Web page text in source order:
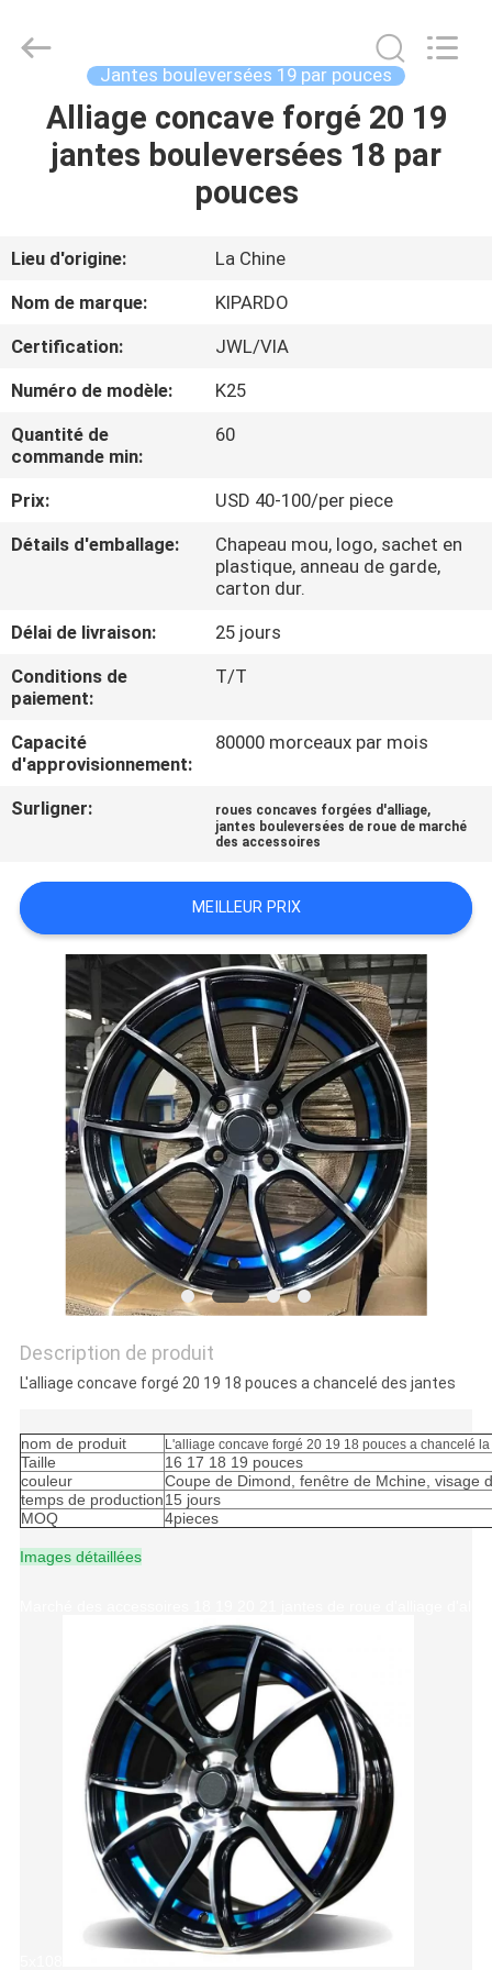
MAISON
AU
SUJET
DE
VISITE
CONTRÔLE
QUALITÉ
CONTACTEZ-
NOUS
DEMANDEZ
CITATION
PLAN
PRIVACY
POLICY
Industry
Co.,Ltd.
Jantes bouleversées 19 par pouces
Alliage concave forgé 20 19
jantes bouleversées 18 par
pouces
Lieu d'origine:
La Chine
Nom de marque:
KIPARDO
Certification:
JWL/VIA
Numéro de modèle:
K25
Quantité de
commande min:
60
Prix:
USD 40-100/per piece
Détails d'emballage:
Chapeau mou, logo, sachet en
plastique, anneau de garde,
carton dur.
Délai de livraison:
25 jours
Conditions de
paiement:
T/T
Capacité
d'approvisionnement:
80000 morceaux par mois
Surligner: roues concaves forgées d'alliage,
jantes bouleversées de roue de marché
des accessoires
MEILLEUR PRIX
Description de produit
L'alliage concave forgé 20 19 18 pouces a chancelé des jantes
nom de produit L'alliage concave forgé 20 19 18 pouces a chancelé
Taille
16 17 18 19 pouces
couleur
Coupe de Dimond, fenêtre de Mchine, visage
temps de production15 jours
MOQ
4pieces
Images détaillées